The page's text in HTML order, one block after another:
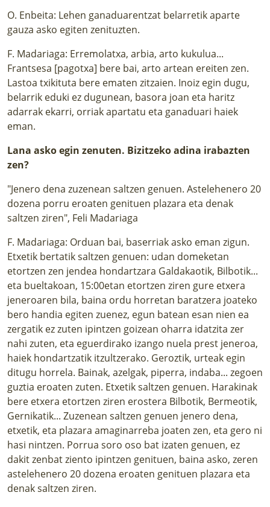
O. Enbeita: Lehen ganaduarentzat belarretik aparte
gauza asko egiten zenituzten.
F. Madariaga: Erremolatxa, arbia, arto kukulua...
Frantsesa [pagotxa] bere bai, arto artean ereiten zen.
Lastoa txikituta bere ematen zitzaien. Inoiz egin dugu,
belarrik eduki ez dugunean, basora joan eta haritz
adarrak ekarri, orriak apartatu eta ganaduari haiek
eman.
Lana asko egin zenuten. Bizitzeko adina irabazten
zen?
"Jenero dena zuzenean saltzen genuen. Astelehenero 20
dozena porru eroaten genituen plazara eta denak
saltzen ziren", Feli Madariaga
F. Madariaga: Orduan bai, baserriak asko eman zigun.
Etxetik bertatik saltzen genuen: udan domeketan
etortzen zen jendea hondartzara Galdakaotik, Bilbotik...
eta bueltakoan, 15:00etan etortzen ziren gure etxera
jeneroaren bila, baina ordu horretan baratzera joateko
bero handia egiten zuenez, egun batean esan nien ea
zergatik ez zuten ipintzen goizean oharra idatzita zer
nahi zuten, eta eguerdirako izango nuela prest jeneroa,
haiek hondartzatik itzultzerako. Geroztik, urteak egin
ditugu horrela. Bainak, azelgak, piperra, indaba... zegoen
guztia eroaten zuten. Etxetik saltzen genuen. Harakinak
bere etxera etortzen ziren erostera Bilbotik, Bermeotik,
Gernikatik... Zuzenean saltzen genuen jenero dena,
etxetik, eta plazara amaginarreba joaten zen, eta gero ni
hasi nintzen. Porrua soro oso bat izaten genuen, ez
dakit zenbat ziento ipintzen genituen, baina asko, zeren
astelehenero 20 dozena eroaten genituen plazara eta
denak saltzen ziren.